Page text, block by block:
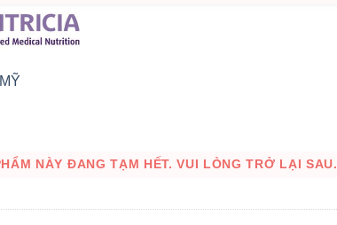
MỸ
NÀY ĐANG TẠM HẾT. VUI LÒNG TRỞ LẠI SAU.